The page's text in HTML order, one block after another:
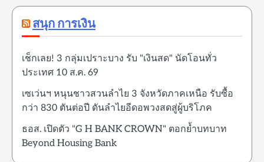
สนุก การเงิน
เช็กเลย! 3 กลุ่มเปราะบาง รับ "เงินสด" นัดโอนทั่ว
ประเทศ 10 ส.ค. 69
เซเว่นฯ หนุนชาวสวนลำไย 3 จังหวัดภาคเหนือ รับซื้อ
กว่า 830 ตันต่อปี ดันลำไยอีดอพวงสดสู่ผู้บริโภค
ธอส. เปิดตัว "G H BANK CROWN" ตอกย้ำบทบาท
Beyond Housing Bank